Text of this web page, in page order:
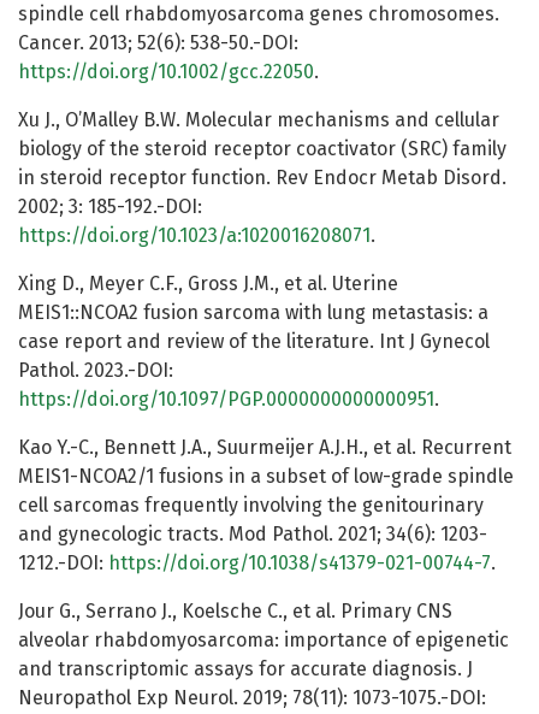
spindle cell rhabdomyosarcoma genes chromosomes.
Cancer. 2013; 52(6): 538-50.-DOI:
https://doi.org/10.1002/gcc.22050.
Xu J., O’Malley B.W. Molecular mechanisms and cellular
biology of the steroid receptor coactivator (SRC) family
in steroid receptor function. Rev Endocr Metab Disord.
2002; 3: 185-192.-DOI:
https://doi.org/10.1023/a:1020016208071 .
Xing D., Meyer C.F., Gross J.M., et al. Uterine
MEIS1::NCOA2 fusion sarcoma with lung metastasis: a
case report and review of the literature. Int J Gynecol
Pathol. 2023.-DOI:
https://doi.org/10.1097/PGP.0000000000000951 .
Kao Y.-C., Bennett J.A., Suurmeijer A.J.H., et al. Recurrent
MEIS1-NCOA2/1 fusions in a subset of low-grade spindle
cell sarcomas frequently involving the genitourinary
and gynecologic tracts. Mod Pathol. 2021; 34(6): 1203-
1212.-DOI: https://doi.org/10.1038/s41379-021-00744-7.
Jour G., Serrano J., Koelsche C., et al. Primary CNS
alveolar rhabdomyosarcoma: importance of epigenetic
and transcriptomic assays for accurate diagnosis. J
Neuropathol Exp Neurol. 2019; 78(11): 1073-1075.-DOI: